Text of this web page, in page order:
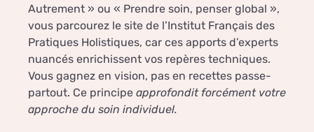
Autrement » ou « Prendre soin, penser global »,
vous parcourez le site de l’Institut Français des
Pratiques Holistiques, car ces apports d’experts
nuancés enrichissent vos repères techniques.
Vous gagnez en vision, pas en recettes passe-
partout. Ce principe approfondit forcément votre
approche du soin individuel.